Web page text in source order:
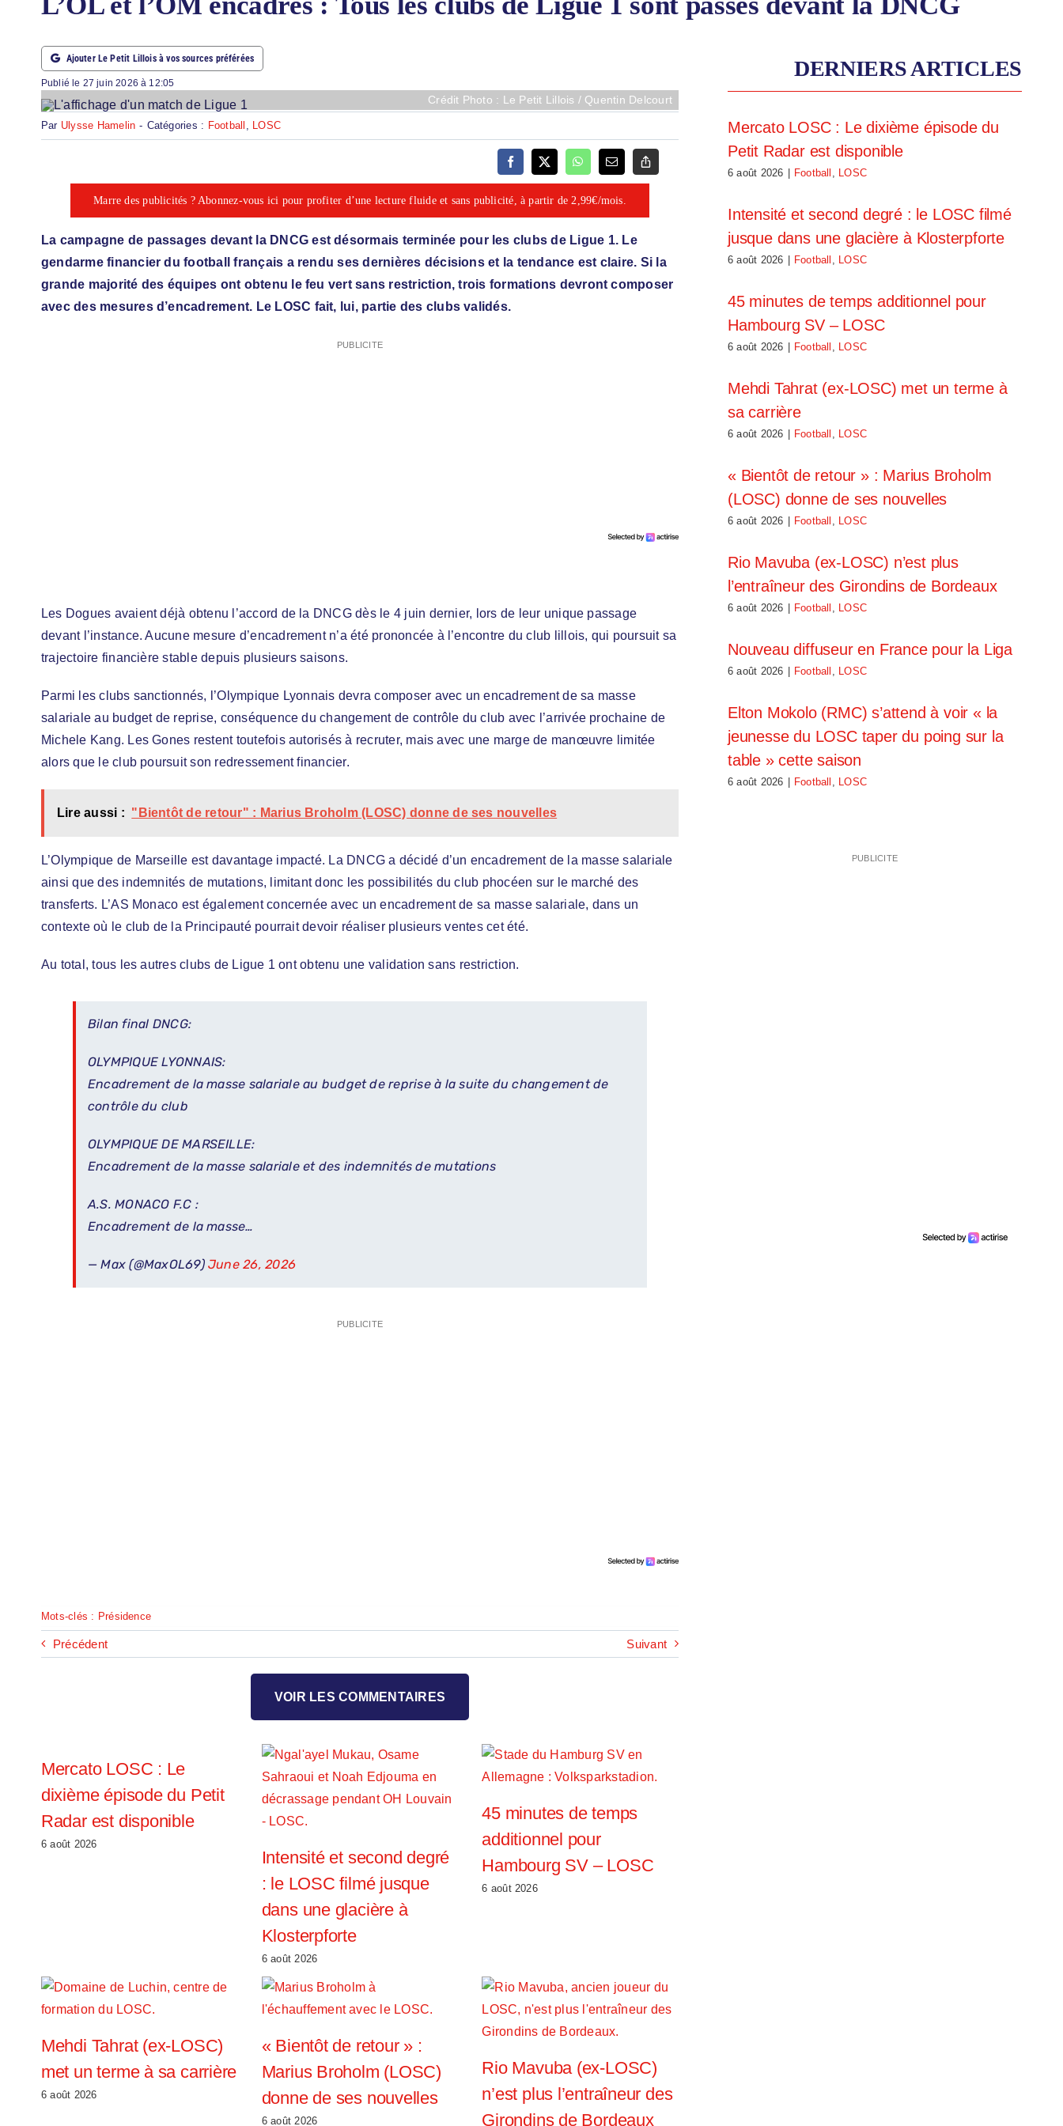
RECHERCHER:
Ajouter Le Petit Lillois à vos sources préférées
Publié le 27 juin 2026 à 12:05
Crédit Photo : Le Petit Lillois / Quentin Delcourt
Par Ulysse Hamelin - Catégories : Football , LOSC
Marre des publicités ? Abonnez-vous ici pour profiter d’une lecture fluide et sans publicité, à partir de 2,99€/mois.
La campagne de passages devant la DNCG est désormais terminée pour les clubs de Ligue 1. Le
gendarme financier du football français a rendu ses dernières décisions et la tendance est claire. Si la
grande majorité des équipes ont obtenu le feu vert sans restriction, trois formations devront composer
avec des mesures d’encadrement. Le LOSC fait, lui, partie des clubs validés.
PUBLICITE
Les Dogues avaient déjà obtenu l’accord de la DNCG dès le 4 juin dernier, lors de leur unique passage
devant l’instance. Aucune mesure d’encadrement n’a été prononcée à l’encontre du club lillois, qui poursuit sa
trajectoire financière stable depuis plusieurs saisons.
Parmi les clubs sanctionnés, l’Olympique Lyonnais devra composer avec un encadrement de sa masse
salariale au budget de reprise, conséquence du changement de contrôle du club avec l’arrivée prochaine de
Michele Kang. Les Gones restent toutefois autorisés à recruter, mais avec une marge de manœuvre limitée
alors que le club poursuit son redressement financier.
Lire aussi : "Bientôt de retour" : Marius Broholm (LOSC) donne de ses nouvelles
L’Olympique de Marseille est davantage impacté. La DNCG a décidé d’un encadrement de la masse salariale
ainsi que des indemnités de mutations, limitant donc les possibilités du club phocéen sur le marché des
transferts. L’AS Monaco est également concernée avec un encadrement de sa masse salariale, dans un
contexte où le club de la Principauté pourrait devoir réaliser plusieurs ventes cet été.
Au total, tous les autres clubs de Ligue 1 ont obtenu une validation sans restriction.
Bilan final DNCG:
OLYMPIQUE LYONNAIS:
Encadrement de la masse salariale au budget de reprise à la suite du changement de
contrôle du club
OLYMPIQUE DE MARSEILLE:
Encadrement de la masse salariale et des indemnités de mutations
A.S. MONACO F.C :
Encadrement de la masse…
— Max (@MaxOL69)June 26, 2026
PUBLICITE
Mots-clés : Présidence
Précédent Suivant
VOIR LES COMMENTAIRES
Mercato LOSC : Le
dixième épisode du Petit
Radar est disponible
6 août 2026
Intensité et second degré
: le LOSC filmé jusque
dans une glacière à
Klosterpforte
6 août 2026
45 minutes de temps
additionnel pour
Hambourg SV – LOSC
6 août 2026
Mehdi Tahrat (ex-LOSC)
met un terme à sa carrière
6 août 2026
« Bientôt de retour » :
Marius Broholm (LOSC)
donne de ses nouvelles
6 août 2026
Rio Mavuba (ex-LOSC)
n’est plus l’entraîneur des
Girondins de Bordeaux
DERNIERS ARTICLES
Mercato LOSC : Le dixième épisode du
Petit Radar est disponible
6 août 2026 Football LOSC
Intensité et second degré : le LOSC filmé
jusque dans une glacière à Klosterpforte
6 août 2026 Football LOSC
45 minutes de temps additionnel pour
Hambourg SV – LOSC
6 août 2026 Football LOSC
Mehdi Tahrat (ex-LOSC) met un terme à
sa carrière
6 août 2026 Football LOSC
« Bientôt de retour » : Marius Broholm
(LOSC) donne de ses nouvelles
6 août 2026 Football LOSC
Rio Mavuba (ex-LOSC) n’est plus
l’entraîneur des Girondins de Bordeaux
6 août 2026 Football LOSC
Nouveau diffuseur en France pour la Liga
6 août 2026 Football LOSC
Elton Mokolo (RMC) s’attend à voir « la
jeunesse du LOSC taper du poing sur la
table » cette saison
6 août 2026 Football LOSC
PUBLICITE